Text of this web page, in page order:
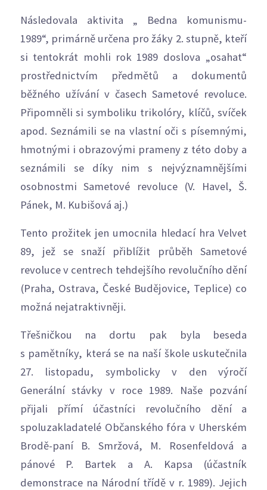
Následovala aktivita „ Bedna komunismu-
1989“, primárně určena pro žáky 2. stupně, kteří
si tentokrát mohli rok 1989 doslova „osahat“
prostřednictvím předmětů a dokumentů
běžného užívání v časech Sametové revoluce.
Připomněli si symboliku trikolóry, klíčů, svíček
apod. Seznámili se na vlastní oči s písemnými,
hmotnými i obrazovými prameny z této doby a
seznámili se díky nim s nejvýznamnějšími
osobnostmi Sametové revoluce (V. Havel, Š.
Pánek, M. Kubišová aj.)
Tento prožitek jen umocnila hledací hra Velvet
89, jež se snaží přiblížit průběh Sametové
revoluce v centrech tehdejšího revolučního dění
(Praha, Ostrava, České Budějovice, Teplice) co
možná nejatraktivněji.
Třešničkou na dortu pak byla beseda
s pamětníky, která se na naší škole uskutečnila
27. listopadu, symbolicky v den výročí
Generální stávky v roce 1989. Naše pozvání
přijali přímí účastníci revolučního dění a
spoluzakladatelé Občanského fóra v Uherském
Brodě-paní B. Smržová, M. Rosenfeldová a
pánové P. Bartek a A. Kapsa (účastník
demonstrace na Národní třídě v r. 1989). Jejich